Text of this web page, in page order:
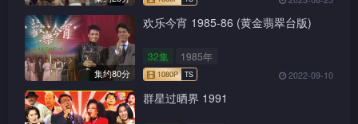
集约80分
欢乐今宵 1985-86 (黄金翡翠台版)
32集 1985年
2022-09-10
群星过晒界 1991